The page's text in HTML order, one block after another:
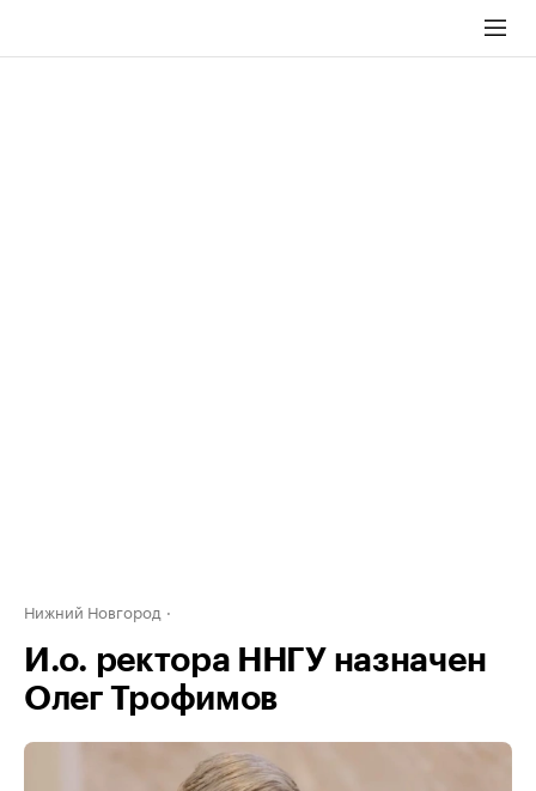
Нижний Новгород
И.о. ректора ННГУ назначен
Олег Трофимов